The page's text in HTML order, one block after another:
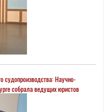
судопроизводства: Научно-
собрала ведущих юристов